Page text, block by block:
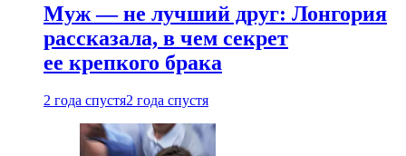
Муж — не лучший друг: Лонгория
рассказала, в чем секрет
ее крепкого брака
2 года спустя2 года спустя